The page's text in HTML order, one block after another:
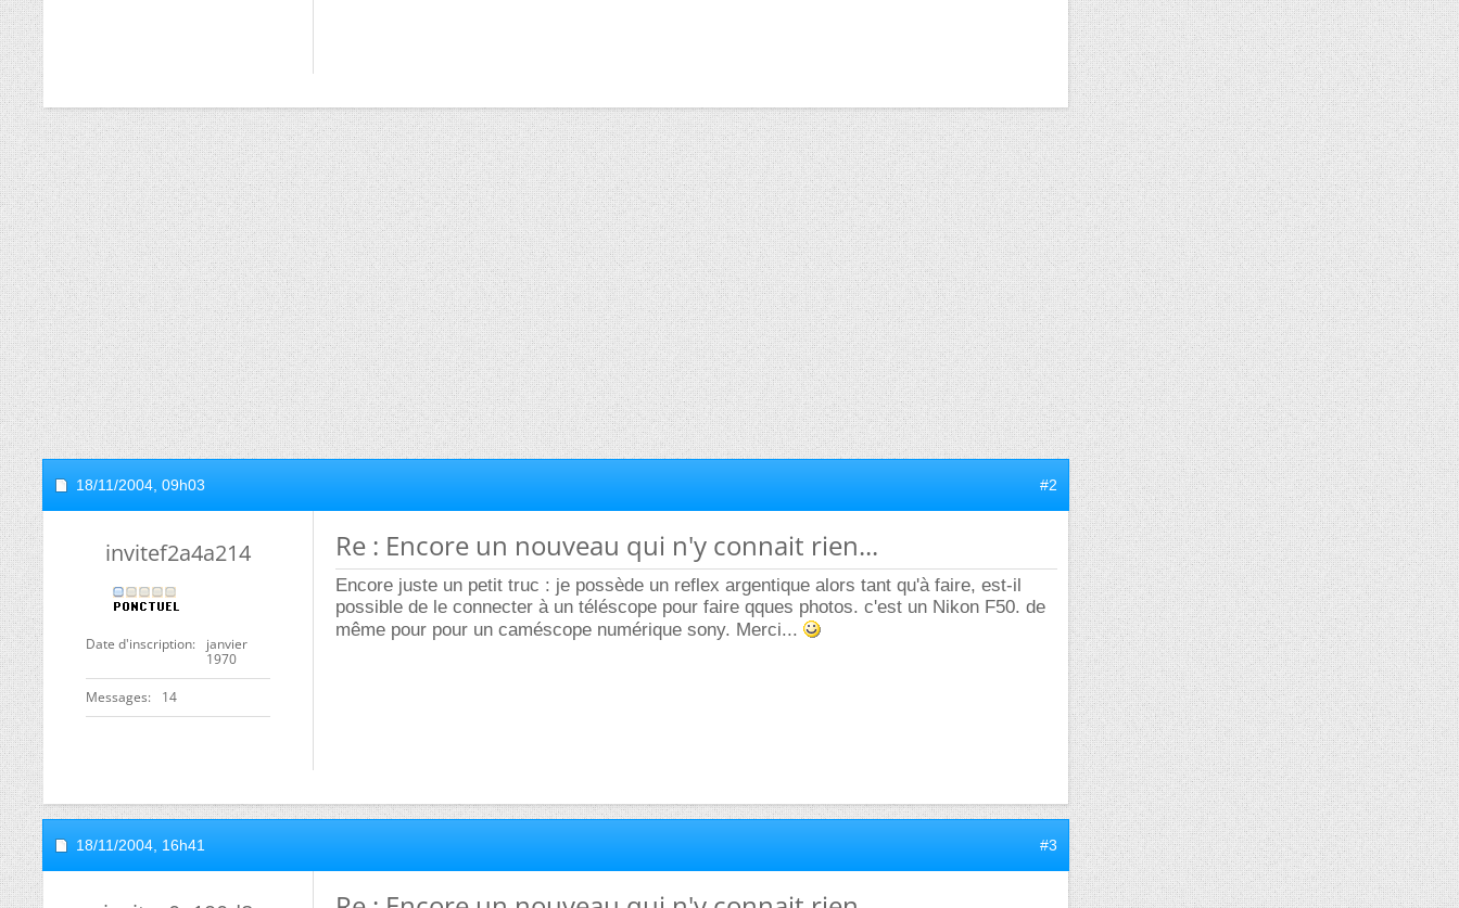
18/11/2004, 09h03 #2
invitef2a4a214
Date d'inscription
janvier
1970
Messages 14
Re : Encore un nouveau qui n'y connait rien...
Encore juste un petit truc : je possède un reflex argentique alors tant qu'à faire, est-il
possible de le connecter à un téléscope pour faire qques photos. c'est un Nikon F50. de
même pour pour un caméscope numérique sony. Merci...
18/11/2004, 16h41 #3